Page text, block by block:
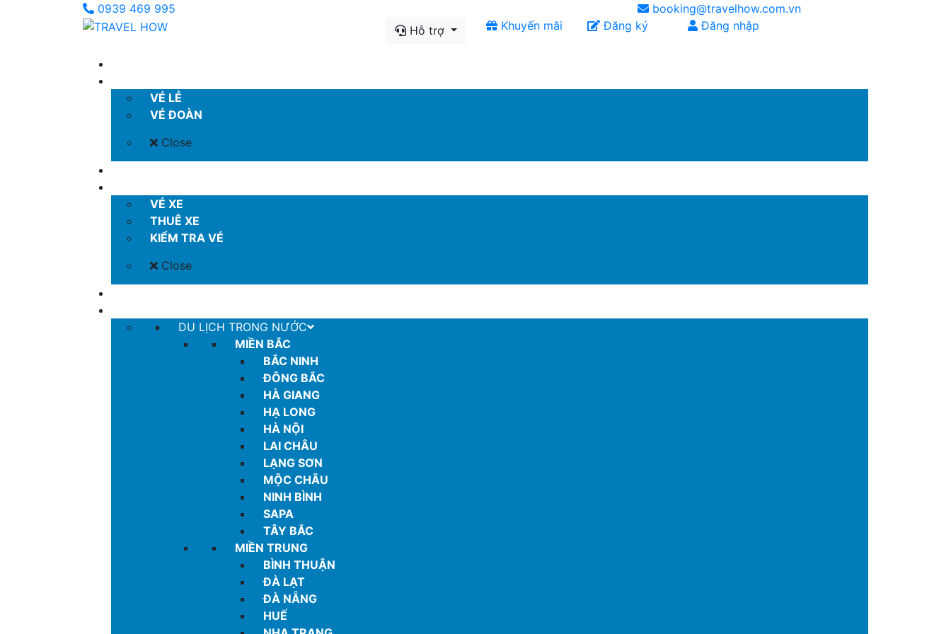
0939 469 995
booking@travelhow.com.vn
Hỗ trợ
Khuyến mãi Đăng ký Đăng nhập
VÉ LẺ
VÉ ĐOÀN
Close
VÉ XE
THUÊ XE
KIỂM TRA VÉ
Close
DU LỊCH TRONG NƯỚC
MIỀN BẮC
BẮC NINH
ĐÔNG BẮC
HÀ GIANG
HẠ LONG
HÀ NỘI
LAI CHÂU
LẠNG SƠN
MỘC CHÂU
NINH BÌNH
SAPA
TÂY BẮC
MIỀN TRUNG
BÌNH THUẬN
ĐÀ LẠT
ĐÀ NẴNG
HUẾ